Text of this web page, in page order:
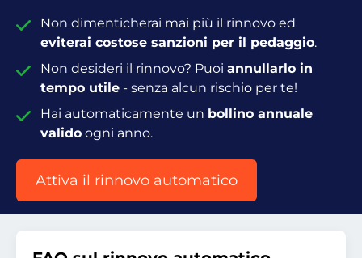
Non dimenticherai mai più il rinnovo ed
eviterai costose sanzioni per il pedaggio.
Non desideri il rinnovo? Puoiannullarlo in
tempo utile - senza alcun rischio per te!
Hai automaticamente un bollino annuale
valido ogni anno.
Attiva il rinnovo automatico